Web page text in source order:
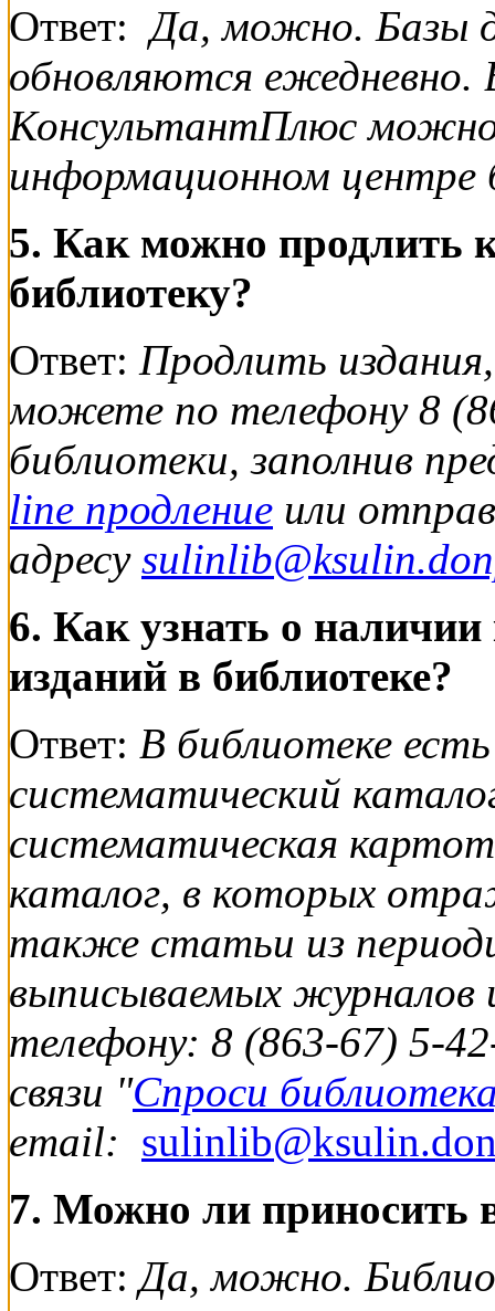
Ответ: Да, можно. Базы
обновляются
КонсультантПлюс
информационном центре
5. Как можно продлить
библиотеку?
Ответ: Продлить
можете по телефону 8
библиотеки, заполнив
line продление или
адресу
6. Как узнать о
изданий в библиотеке?
Ответ: В библиотеке
систематический
систематическая
каталог, в которых
также статьи из
выписываемых журналов
телефону: 8 (863-67) 5-
связи "Спроси
email:
7. Можно ли приносить
Ответ:Да, можно.